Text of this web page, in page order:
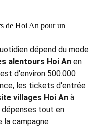
de bon sens :
bancaires sont
Hoi An
nos guides détaillés sur
de votre journée.